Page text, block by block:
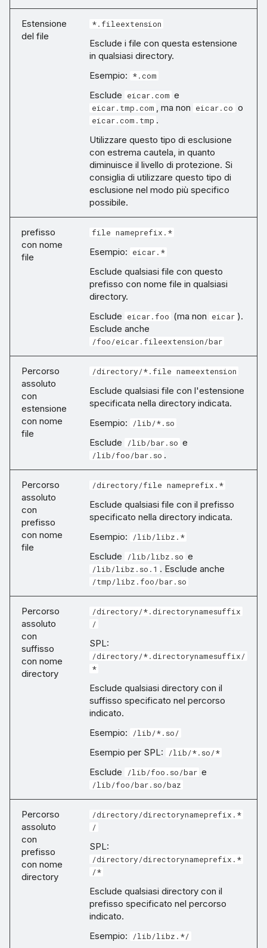
Estensione
del file
*.fileextension
Esclude i file con questa estensione
in qualsiasi directory.
Esempio:
*.com
Esclude eicar.com e
eicar.tmp.com , ma non eicar.co o
eicar.com.tmp .
Utilizzare questo tipo di esclusione
con estrema cautela, in quanto
diminuisce il livello di protezione. Si
consiglia di utilizzare questo tipo di
esclusione nel modo più specifico
possibile.
prefisso
con nome
file
file nameprefix.*
Esempio: eicar.*
Esclude qualsiasi file con questo
prefisso con nome file in qualsiasi
directory.
Esclude
eicar.foo (ma non eicar ).
Esclude anche
/foo/eicar.fileextension/bar
Percorso
assoluto
con
estensione
con nome
file
/directory/*.file nameextension
Esclude qualsiasi file con l'estensione
specificata nella directory indicata.
Esempio:
/lib/*.so
Esclude /lib/bar.so e
/lib/foo/bar.so .
Percorso
assoluto
con
prefisso
con nome
file
/directory/file nameprefix.*
Esclude qualsiasi file con il prefisso
specificato nella directory indicata.
Esempio:
/lib/libz.*
Esclude /lib/libz.so e
/lib/libz.so.1 . Esclude anche
/tmp/libz.foo/bar.so
Percorso
assoluto
con
suffisso
con nome
directory
/directory/*.directorynamesuffix
/
SPL:
/directory/*.directorynamesuffix/
*
Esclude qualsiasi directory con il
suffisso specificato nel percorso
indicato.
Esempio:
/lib/*.so/
Esempio per SPL: /lib/*.so/*
Esclude /lib/foo.so/bar e
/lib/foo/bar.so/baz
Percorso
assoluto
con
prefisso
con nome
directory
/directory/directorynameprefix.*
/
SPL:
/directory/directorynameprefix.*
/*
Esclude qualsiasi directory con il
prefisso specificato nel percorso
indicato.
Esempio:
/lib/libz.*/